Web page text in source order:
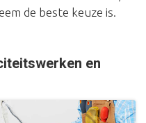
de beste keuze is.
en